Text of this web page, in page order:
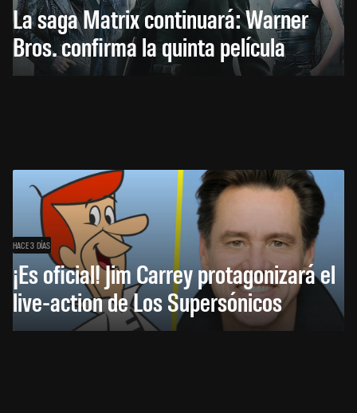
La saga Matrix continuará: Warner
Bros. confirma la quinta película
HACE 3 DÍAS
¡Es oficial! Jim Carrey protagonizará el
live-action de Los Supersónicos